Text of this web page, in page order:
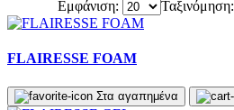
Ταξινόμηση:
Εμφάνιση:
FLAIRESSE FOAM
Στα αγαπημένα